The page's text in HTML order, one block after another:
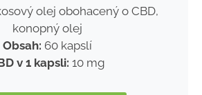
olej obohacený o CBD,
konopný olej
Obsah: 60 kapslí
v 1 kapsli: 10 mg